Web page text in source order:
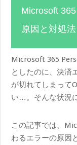
Microsoft
原因と対処法
Microsoft 365
としたのに、決済
が切れてしまって
い…。そんな状況
この記事では、
わるエラーの原因